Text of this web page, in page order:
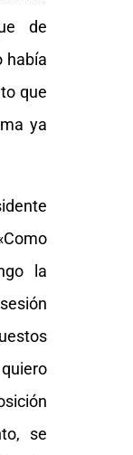
de
había
que
ya
la
se